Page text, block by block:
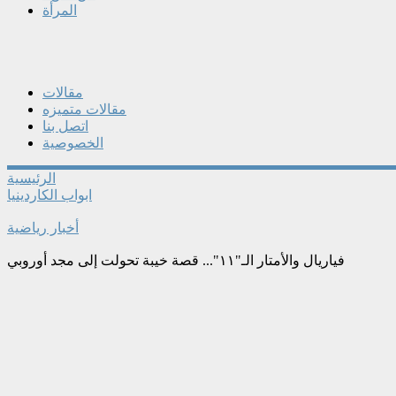
المرأة
مقالات
مقالات متميزه
اتصل بنا
الخصوصية
الرئيسية
ابواب الكاردينيا
أخبار رياضية
فياريال والأمتار الـ"١١"... قصة خيبة تحولت إلى مجد أوروبي